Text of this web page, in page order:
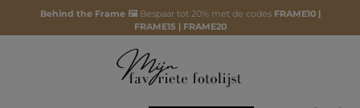
Behind the Frame 🖼️ Bespaar tot 20% met de codes FRAME10 |
FRAME15 | FRAME20